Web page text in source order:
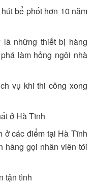
bể phốt hơn 10 năm
những thiết bị hàng
làm hỏng ngôi nhà
vụ khi thi công xong
ở Hà Tĩnh
ở các điểm tại Hà Tĩnh
hàng gọi nhân viên tới
tận tình